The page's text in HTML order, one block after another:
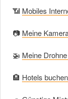
📶 Mobiles
📷 Meine
🚁 Meine
🏨 Hotels